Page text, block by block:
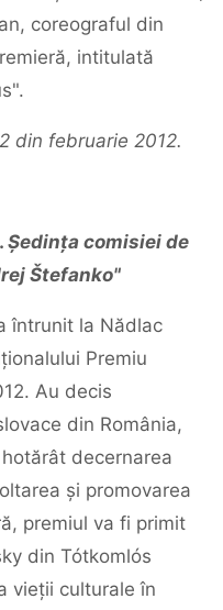
coreograful din
intitulată
din februarie 2012.
Ședința comisiei de
Štefanko"
întrunit la Nădlac
Premiu
Au decis
din România,
decernarea
și promovarea
premiul va fi primit
din Tótkomlós
vieții culturale în